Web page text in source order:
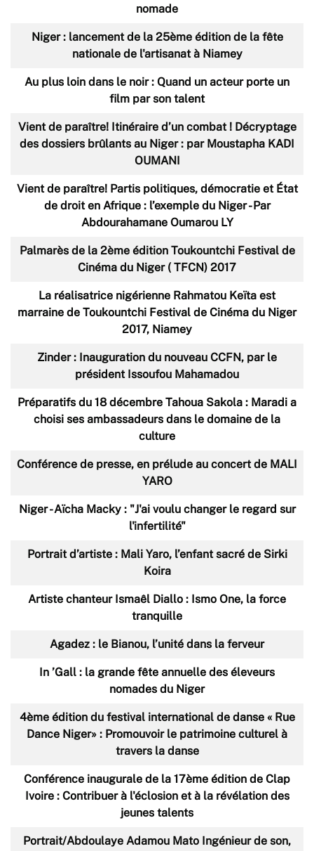
nomade
Niger : lancement de la 25ème édition de la fête
nationale de l'artisanat à Niamey
Au plus loin dans le noir : Quand un acteur porte un
film par son talent
Vient de paraître! Itinéraire d’un combat ! Décryptage
des dossiers brûlants au Niger : par Moustapha KADI
OUMANI
Vient de paraître! Partis politiques, démocratie et État
de droit en Afrique : l’exemple du Niger - Par
Abdourahamane Oumarou LY
Palmarès de la 2ème édition Toukountchi Festival de
Cinéma du Niger ( TFCN) 2017
La réalisatrice nigérienne Rahmatou Keïta est
marraine de Toukountchi Festival de Cinéma du Niger
2017, Niamey
Zinder : Inauguration du nouveau CCFN, par le
président Issoufou Mahamadou
Préparatifs du 18 décembre Tahoua Sakola : Maradi a
choisi ses ambassadeurs dans le domaine de la
culture
Conférence de presse, en prélude au concert de MALI
YARO
Niger - Aïcha Macky : "J'ai voulu changer le regard sur
l'infertilité"
Portrait d’artiste : Mali Yaro, l’enfant sacré de Sirki
Koira
Artiste chanteur Ismaêl Diallo : Ismo One, la force
tranquille
Agadez : le Bianou, l’unité dans la ferveur
In ’Gall : la grande fête annuelle des éleveurs
nomades du Niger
4ème édition du festival international de danse « Rue
Dance Niger» : Promouvoir le patrimoine culturel à
travers la danse
Conférence inaugurale de la 17ème édition de Clap
Ivoire : Contribuer à l'éclosion et à la révélation des
jeunes talents
Portrait/Abdoulaye Adamou Mato Ingénieur de son,